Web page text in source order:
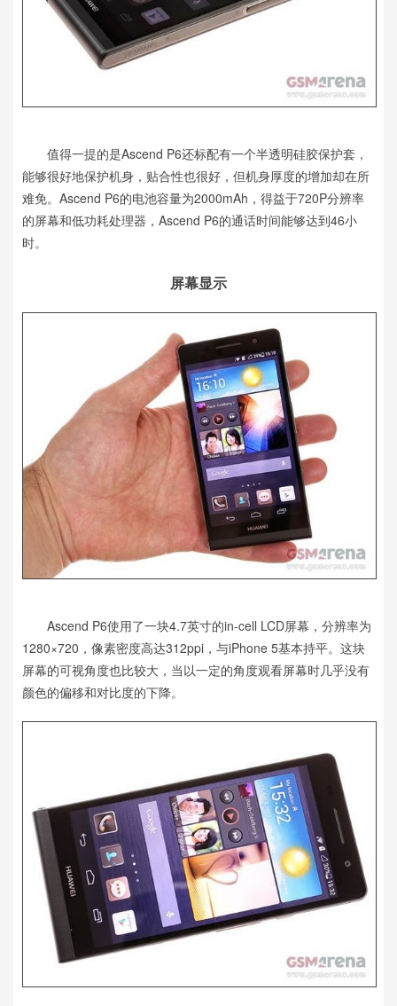
值得一提的是Ascend P6还标配有一个半透明硅胶保护套，
能够很好地保护机身，贴合性也很好，但机身厚度的增加却在所
难免。Ascend P6的电池容量为2000mAh，得益于720P分辨率
的屏幕和低功耗处理器，Ascend P6的通话时间能够达到46小
时。
屏幕显示
Ascend P6使用了一块4.7英寸的in-cell LCD屏幕，分辨率为
1280×720，像素密度高达312ppi，与iPhone 5基本持平。这块
屏幕的可视角度也比较大，当以一定的角度观看屏幕时几乎没有
颜色的偏移和对比度的下降。